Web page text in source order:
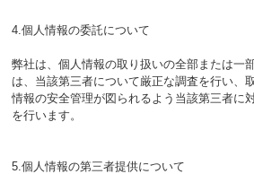
4.個人情報の委託について
弊社は、個人情報の取り扱いの全部または一
は、当該第三者について厳正な調査を行い、
情報の安全管理が図られるよう当該第三者に
を行います。
5.個人情報の第三者提供について